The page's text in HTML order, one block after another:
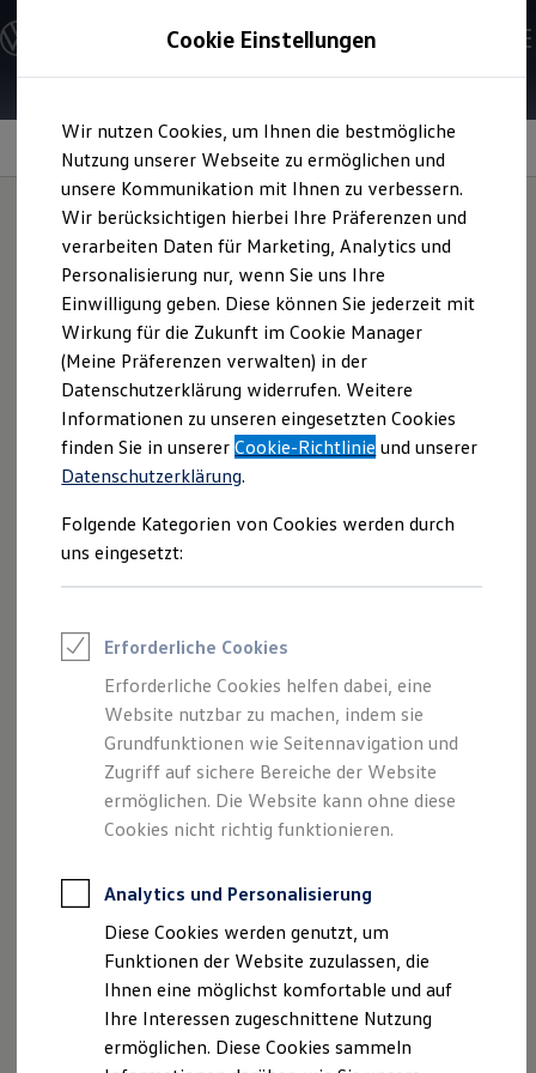
Hauptinhalt
springen
Footer
springen
Modelle & Konfigurator
Nutzfahrzeugkategorien entdecken
Modelle konfigurieren
Vorgängermodelle und Oldtimer
Vorgängermodelle
Oldtimer
Bulli Historie
Branchenlösungen & Gewerbekunden
Umbaulösungen und Hersteller finden
Auf- und Umbauten entdecken & konfigurieren
Groß- und Sonderkunden
Großkunden
Kommunen & Behörden
Journalisten
Sportvereine
Branchenlösungen
Bau & Handwerk
Gewerbliche Personenbeförderung
Service & mobile Werkstätten
Kurier, Logistik & Handel
Feuerwehr
Rettungsdienste
ONE Business ID Vorteile
Fahrzeugsuche & Marktplatz
Digitaler Marktplatz
Kauf & Finanzierung
Online-Fahrzeugbewertung
Aktionen & Angebote
E-Auto-Förderung
Für Privatkunden
Für Gewerbekunden
Profi Paket
TopDeal
Zertifizierte Gebrauchtwagen
Für Privatkunden
Für Gewerbekunden
Leasing
Für Privatkunden
Für Gewerbekunden
Versicherungen & Garantien
Garantien
Ladefläche und Dachlast
Mehr Platz für
Europaletten, mehr
statische Dachlast
Lädt zum Laden ein: Beim Amarokfindet sich auf der
Ladefläche zwischen den Radkästen ausreichend Platz für
eine quer aufzuladende Europalette, die dort an stabilen
Ösen verzurrt werden kann. Wieviel Kilo Zugkraft die Ösen
haben, fragen Sie sich? 400 kg! Und wo wir gerade von
dynamische und 350 kg statische Dachlast. Noch nie konnte
man ein Zelt auf einem schöneren Untergrund aufschlagen.
Sie haben noch kein Zelt? Dann wird es Zeit für einen
Besuch bei uns im Zubehörshop.
Nutzungsbedingungen
Lizenzhinweise Dritter
Rückrufe
Cookie Einstellungen
Wir nutzen Cookies, um Ihnen die bestmögliche
Nutzung unserer Webseite zu ermöglichen und
unsere Kommunikation mit Ihnen zu verbessern.
Wir berücksichtigen hierbei Ihre Präferenzen und
verarbeiten Daten für Marketing, Analytics und
Personalisierung nur, wenn Sie uns Ihre
Einwilligung geben. Diese können Sie jederzeit mit
Wirkung für die Zukunft im Cookie Manager
(Meine Präferenzen verwalten) in der
Datenschutzerklärung widerrufen. Weitere
Informationen zu unseren eingesetzten Cookies
finden Sie in unsererCookie-Richtlinie und unserer
Datenschutzerklärung.
Folgende Kategorien von Cookies werden durch
uns eingesetzt:
Erforderliche Cookies
Erforderliche Cookies helfen dabei, eine
Website nutzbar zu machen, indem sie
Grundfunktionen wie Seitennavigation und
Zugriff auf sichere Bereiche der Website
ermöglichen. Die Website kann ohne diese
Cookies nicht richtig funktionieren.
Analytics und Personalisierung
Diese Cookies werden genutzt, um
Funktionen der Website zuzulassen, die
Ihnen eine möglichst komfortable und auf
Ihre Interessen zugeschnittene Nutzung
ermöglichen. Diese Cookies sammeln